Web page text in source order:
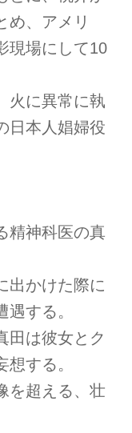
め、アメリ
現場にして10
火に異常に執
日本人娼婦役
精神科医の真
出かけた際に
する。
田は彼女とク
する。
を超える、壮